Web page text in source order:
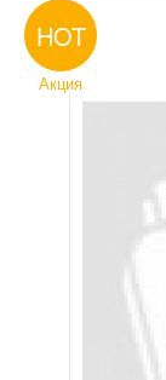
HOT
Акция